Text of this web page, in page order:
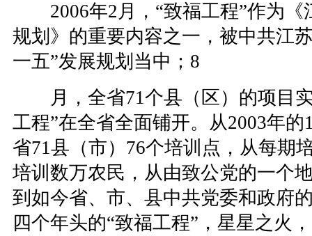
2006年2月，“致福工程”作为《
规划》的重要内容之一，被中共江
一五”发展规划当中；8
月，全省71个县（区）的项目实
工程”在全省全面铺开。从2003年
省71县（市）76个培训点，从每期
培训数万农民，从由致公党的一个
到如今省、市、县中共党委和政府
四个年头的“致福工程”，星星之火